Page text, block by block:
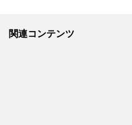
関連コンテンツ